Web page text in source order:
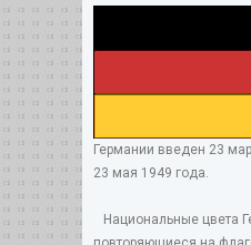
Германии введен 23
23 мая 1949 года.
Национальные цвета